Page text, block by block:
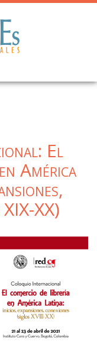
El
América
XX)